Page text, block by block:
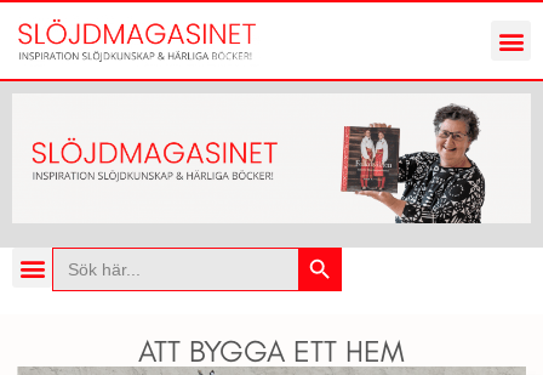
Sök
efter:
Sökknapp
ATT BYGGA ETT HEM